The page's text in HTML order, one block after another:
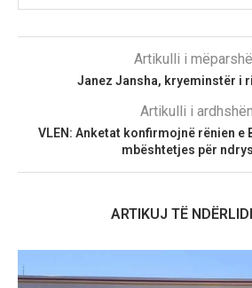
Artikulli i
Janez Jansha, kryeminstër i
Artikulli i
VLEN: Anketat konfirmojnë rënien e
mbështetjes për
ARTIKUJ TË